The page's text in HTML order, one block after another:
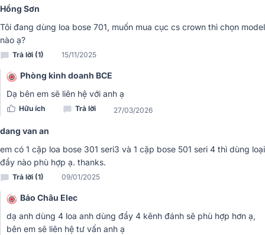
Sử dụng cục đẩy công suất Crown T5 bạn sẽ cảm thấy bất ngờ về
điện áp thay đổi siêu nhanh và có độ tin cậy cao, cung cấp nguồn
năng lượng lớn và tối ưu cho công suất mạnh mẽ phù hợp với mọi
mang đến chất lượng âm thanh tuyệt vời.
Tạo hiệu ứng nhạc thu hút, cảm xúc
(nhạc dance, remix sôi động, nhạc trữ tình thì sâu lắng, tràn đầy
cảm xúc). Dù hoạt động trong bất kì không gian phòng hát nào, cục
đẩy công suất này cũng đều mang đến âm thanh mạnh mẽ, trải đều
mọi hướng.
Hồng Sơn
Tôi đang dùng loa bose 701, muốn mua cục cs crown thì chọn model
nào ạ?
Trả lời (1) 15/11/2025
Phòng kinh doanh BCE
Dạ bên em sẽ liên hệ với anh ạ
Hữu ích Trả lời 27/03/2026
dang van an
em có 1 cặp loa bose 301 seri3 và 1 cặp bose 501 seri 4 thì dùng loại
đẩy nào phù hợp ạ. thanks.
Trả lời (1) 09/01/2025
Bảo Châu Elec
dạ anh dùng 4 loa anh dùng đẩy 4 kênh đánh sẽ phù hợp hơn ạ,
bên em sẽ liên hệ tư vấn anh ạ